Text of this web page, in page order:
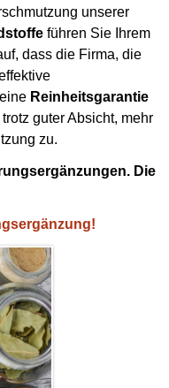
unserer
führen Sie Ihrem
dass die Firma, die
Reinheitsgarantie
guter Absicht, mehr
zu.
Die